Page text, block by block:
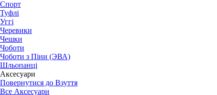
Спорт
Туфлі
Уггі
Черевики
Чешки
Чоботи
Чоботи з Піни (ЭВА)
Шльопанці
Аксесуари
Повернутися до Взуття
Все Аксесуари